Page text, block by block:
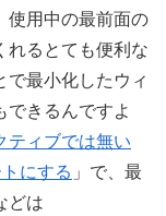
使用中の最前面の
れるとても便利な
で最小化したウィ
できるんですよ
ティブでは無い
にする 」で、最
どは